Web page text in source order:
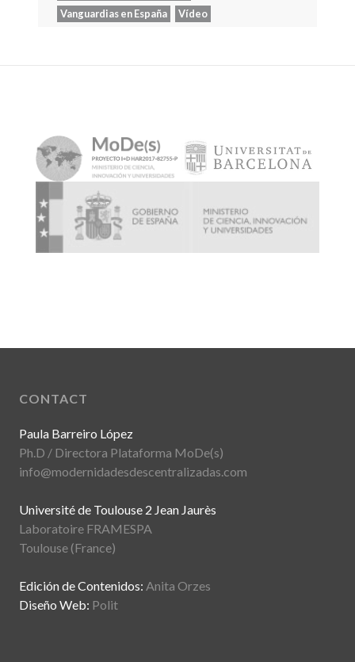
Vanguardias en España
Vídeo
CONTACT
Paula Barreiro López
Ph.D / Directora Plataforma MoDe(s)
info@modernidadesdescentralizadas.com
Université de Toulouse 2 Jean Jaurès
Laboratoire FRAMESPA
Toulouse (France)
Edición de Contenidos: Anita Orzes
Diseño Web: Polit